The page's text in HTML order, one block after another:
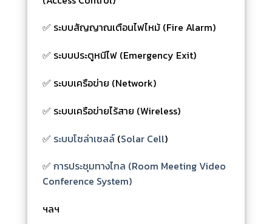
✅ ระบบสัญญาณเตือนไฟไหม้ (Fire Alarm)
✅ ระบบประตูหนีไฟ (Emergency Exit)
✅ ระบบเครือข่าย (Network)
✅ ระบบเครือข่ายไร้สาย (Wireless)
✅ ระบบโซล่าเซลล์ (Solar Cell)
✅ การประชุมทางไกล (Room Meeting Video
Conference System)
ฯลฯ